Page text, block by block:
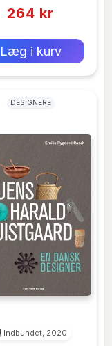
264 kr
Læg i kurv
DESIGNERE
Indbundet, 2020